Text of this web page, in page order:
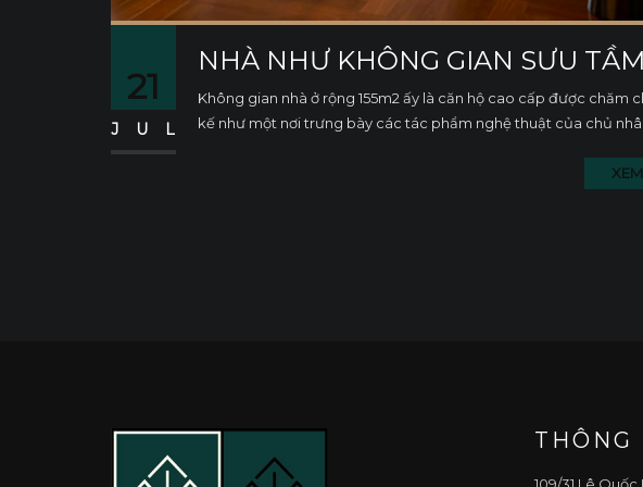
21
JUL
NHÀ NHƯ KHÔNG GIAN SƯU TẦM
Không gian nhà ở rộng 155m2 ấy là căn hộ cao cấp được chăm
kế như một nơi trưng bày các tác phẩm nghệ thuật của chủ
109/31 Lê Quốc